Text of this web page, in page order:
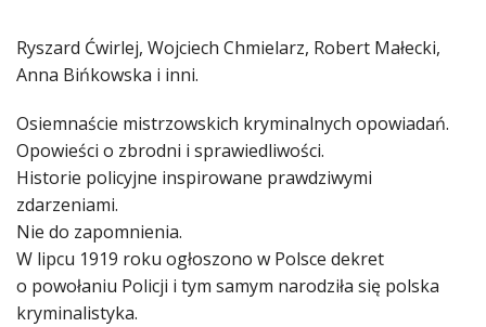
Ryszard Ćwirlej, Wojciech Chmielarz, Robert Małecki,
Anna Bińkowska i inni.
Osiemnaście mistrzowskich kryminalnych opowiadań.
Opowieści o zbrodni i sprawiedliwości.
Historie policyjne inspirowane prawdziwymi
zdarzeniami.
Nie do zapomnienia.
W lipcu 1919 roku ogłoszono w Polsce dekret
o powołaniu Policji i tym samym narodziła się polska
kryminalistyka.